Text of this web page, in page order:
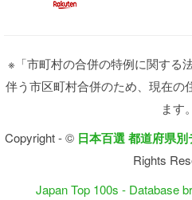
※「市町村の合併の特例に関する
伴う市区町村合併のため、現在の
ます。
Copyright - © 日本百選 都道府県
Rights
Japan Top 100s - Database